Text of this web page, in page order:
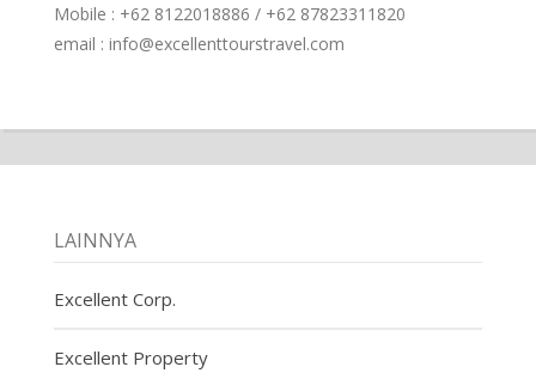
Mobile : +62 8122018886 / +62 87823311820
email : info@excellenttourstravel.com
LAINNYA
Excellent Corp.
Excellent Property